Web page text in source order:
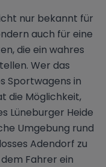
nur bekannt für
auch für eine
die ein wahres
Wer das
Sportwagens in
die Möglichkeit,
Lüneburger Heide
Umgebung rund
Adendorf zu
Fahrer ein